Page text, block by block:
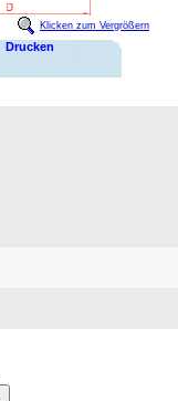
Klicken zum Vergrößern
Drucken